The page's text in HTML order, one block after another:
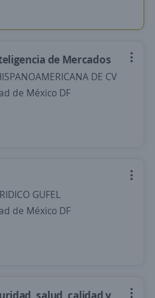
de Mercados
DE CV
de México DF
GUFEL
de México DF
salud, calidad y